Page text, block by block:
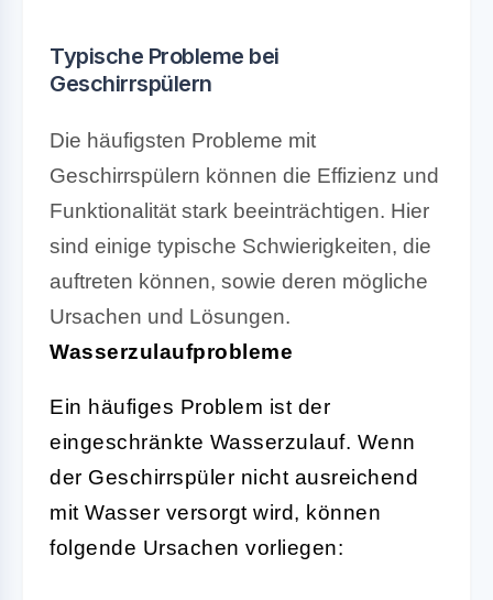
Typische Probleme bei
Geschirrspülern
Die häufigsten Probleme mit
Geschirrspülern können die Effizienz und
Funktionalität stark beeinträchtigen. Hier
sind einige typische Schwierigkeiten, die
auftreten können, sowie deren mögliche
Ursachen und Lösungen.
Wasserzulaufprobleme
Ein häufiges Problem ist der
eingeschränkte Wasserzulauf. Wenn
der Geschirrspüler nicht ausreichend
mit Wasser versorgt wird, können
folgende Ursachen vorliegen: